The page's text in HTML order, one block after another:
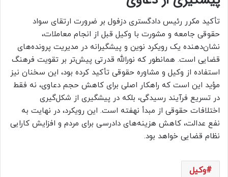
تأکید مکرر رئیس دادگستری دزفول بر ضرورت ارتقای سواد
حقوقی جامعه و مشورت با وکیل قبل از انجام معاملات،
نشان‌دهنده یک رویکرد نوین و پیشگیرانه در مدیریت پرونده‌های
قضایی است. همانطور که نورالله قدرتی پیش‌تر بر تقویت فرهنگ
استفاده از وکیل و مشاوره حقوقی تأکید کرده بود، این سخنان نیز
مؤید این است که راهکار اصلی برای کاهش حجم دعاوی، نه فقط
در تسریع فرآیند رسیدگی، بلکه در پیشگیری از شکل‌گیری
اختلافات حقوقی از مبدأ نهفته است. این رویکرد، در نهایت به
نفع عدالت، کاهش هزینه‌های دادرسی برای مردم و افزایش کارایی
نظام قضایی خواهد بود.
وکیل